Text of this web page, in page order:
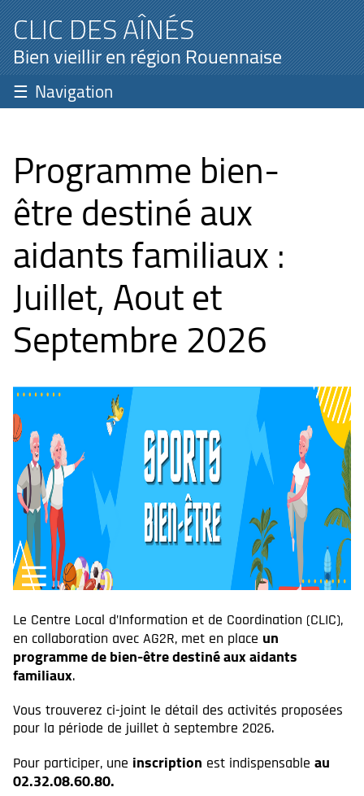
CLIC DES AÎNÉS
Bien vieillir en région Rouennaise
Navigation
Programme bien-
être destiné aux
aidants familiaux :
Juillet, Aout et
Septembre 2026
Le Centre Local d’Information et de Coordination (CLIC),
en collaboration avec AG2R, met en place un
programme de bien-être destiné aux aidants
familiaux.
Vous trouverez ci-joint le détail des activités proposées
pour la période de juillet à septembre 2026.
Pour participer, une inscription est indispensable au
02.32.08.60.80.